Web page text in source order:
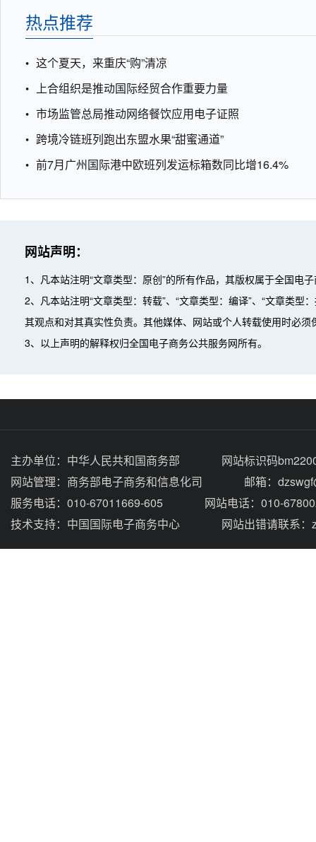
热点推荐
这个夏天，来重庆“购”清凉
上合组织是推动国际经贸合作重要力量
市场监管总局推动网络餐饮应用电子证照
跨境冷链班列跑出东盟水果“甜蜜通道”
前7月广州国际港中欧班列发运标箱数同比增16.4%
网站声明：
1、凡本站注明“文章类型：原创”的所有作品，其版权属于全国电
2、凡本站注明“文章类型：转载”、“文章类型：编译”、“文章类
其观点和对其真实性负责。其他媒体、网站或个人转载使用时必
3、以上声明的解释权归全国电子商务公共服务网所有。
主办单位： 中华人民共和国商务部
网站标识码
网站管理： 商务部电子商务和信息化司
邮箱：
服务电话：010-67011669-605
网站电话：010-
技术支持： 中国国际电子商务中心 网站出错请联系